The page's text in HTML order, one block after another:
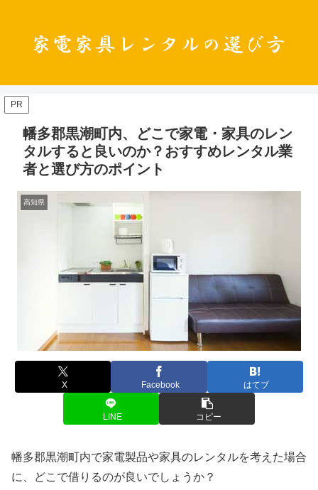
PR
幡多郡黒潮町内、どこで家電・家具のレン
タルすると良いのか？おすすめレンタル業
者と選び方のポイント
高知県
X Facebook はてブ
LINE コピー
幡多郡黒潮町内で家電製品や家具のレンタルを考えた場合
に、どこで借りるのが良いでしょうか？